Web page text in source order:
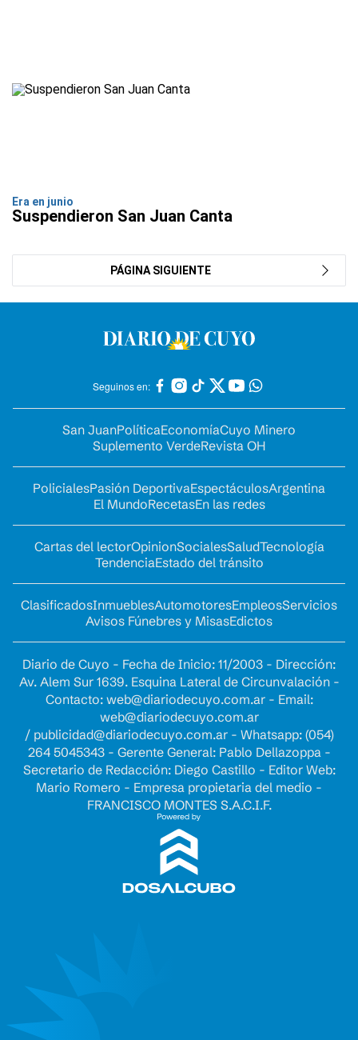
Era en junio
Suspendieron San Juan Canta
PÁGINA SIGUIENTE
Seguinos en:
San JuanPolíticaEconomíaCuyo Minero
Suplemento VerdeRevista OH
PolicialesPasión DeportivaEspectáculosArgentina
El MundoRecetasEn las redes
Cartas del lectorOpinionSocialesSaludTecnología
TendenciaEstado del tránsito
ClasificadosInmueblesAutomotoresEmpleosServicios
Avisos Fúnebres y MisasEdictos
Diario de Cuyo - Fecha de Inicio: 11/2003 - Dirección:
Av. Alem Sur 1639. Esquina Lateral de Circunvalación -
Contacto: web@diariodecuyo.com.ar- Email:
web@diariodecuyo.com.ar
/ publicidad@diariodecuyo.com.ar- Whatsapp: (054)
264 5045343 - Gerente General: Pablo Dellazoppa -
Secretario de Redacción: Diego Castillo - Editor Web:
Mario Romero - Empresa propietaria del medio -
FRANCISCO MONTES S.A.C.I.F.